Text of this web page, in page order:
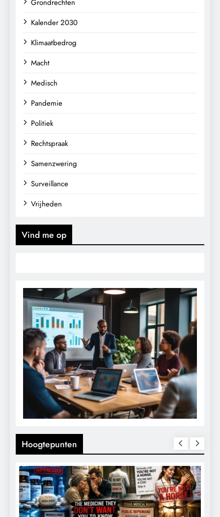
Grondrechten
Kalender 2030
Klimaatbedrog
Macht
Medisch
Pandemie
Politiek
Rechtspraak
Samenzwering
Surveillance
Vrijheden
Vind me op
Hoogtepunten